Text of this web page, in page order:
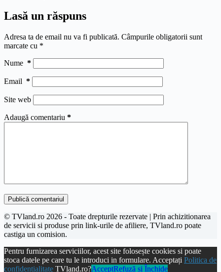
Lasă un răspuns
Adresa ta de email nu va fi publicată. Câmpurile obligatorii sunt
marcate cu *
Nume *
Email *
Site web
Adaugă comentariu *
Publică comentariul
© TVland.ro 2026 - Toate drepturile rezervate | Prin achizitionarea
de servicii si produse prin link-urile de afiliere, TVland.ro poate
castiga un comision.
Pentru furnizarea serviciilor, acest site folosește cookies si poate
stoca datele pe care tu le introduci in formulare. Acceptați Politica de
confidentialitate TVland.ro?AcceptRefuză și Închide